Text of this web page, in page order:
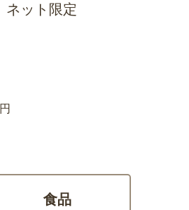
ネット限定
円
食品